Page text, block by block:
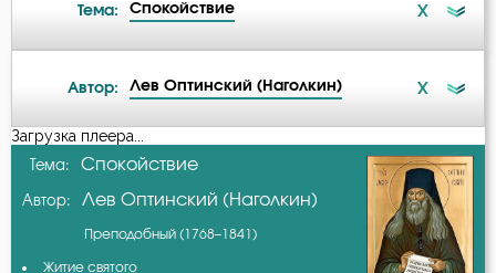
Тема: Спокойствие X
Бедность
Автор: Лев Оптинский (Наголкин) X
А-я
Авва Дорофей
Загрузка плеера...
Тема: Спокойствие
Автор: Лев Оптинский (Наголкин)
Преподобный (1768–1841)
Житие святого